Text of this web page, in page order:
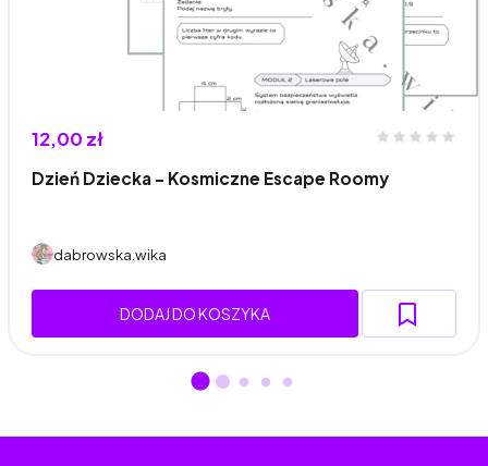
12,00 zł
Dzień Dziecka - Kosmiczne Escape Roomy
dabrowska.wika
DODAJ DO KOSZYKA